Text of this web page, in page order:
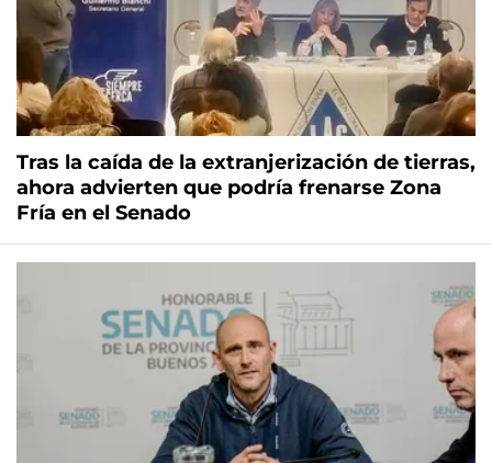
Tras la caída de la extranjerización de tierras,
ahora advierten que podría frenarse Zona
Fría en el Senado